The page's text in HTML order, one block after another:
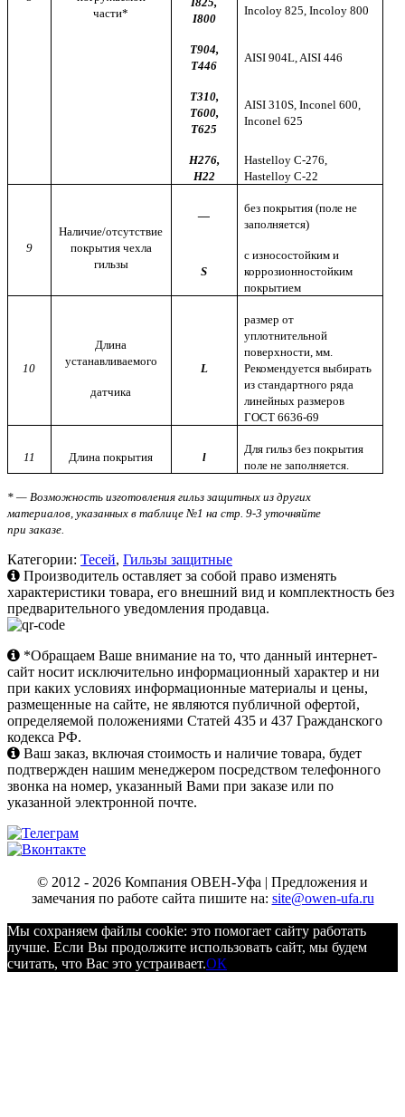
части*
I800
Incoloy 825, Incoloy 800
Т904,
Т446
AISI 904L, AISI 446
Т310,
Т600,
Т625
AISI310S, Inconel600,
Inconel 625
H276,
H22
Hastelloy C-276,
Hastelloy C-22
9
Наличие/отсутствие
покрытия чехла
гильзы
—
без покрытия (поле не
заполняется)
S
с износостойким и
коррозионностойким
покрытием
10
Длина
устанавливаемого
датчика
L
размер от
уплотнительной
поверхности, мм.
Рекомендуется выбирать
из стандартного ряда
линейных размеров
ГОСТ 6636-69
11 Длина покрытия l
Для гильз без покрытия
поле не заполняется.
* — Возможность изготовления гильз защитных из других
материалов, указанных в таблице №1 на стр. 9-3 уточняйте
при заказе.
Категории: Тесей, Гильзы защитные
Производитель оставляет за собой право изменять
характеристики товара, его внешний вид и комплектность без
предварительного уведомления продавца.
*Обращаем Ваше внимание на то, что данный интернет-
сайт носит исключительно информационный характер и ни
при каких условиях информационные материалы и цены,
размещенные на сайте, не являются публичной офертой,
определяемой положениями Статей 435 и 437 Гражданского
кодекса РФ.
Ваш заказ, включая стоимость и наличие товара, будет
подтвержден нашим менеджером посредством телефонного
звонка на номер, указанный Вами при заказе или по
указанной электронной почте.
© 2012 - 2026 Компания ОВЕН-Уфа | Предложения и
замечания по работе сайта пишите на: site@owen-ufa.ru
Мы cохраняем файлы cookie: это помогает сайту работать
лучше. Если Вы продолжите использовать сайт, мы будем
считать, что Вас это устраивает.ОК